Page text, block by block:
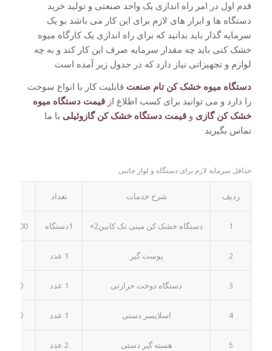
قدم اول در امر راه اندازی یک واحد صنعتی و تولید خرید
دستگاه ها و ابزار های لازم برای این کار می باشد بو یک
سرمایه گذار باید بدانید که برای راه اندازی یک کارگاه میوه
خشک کنی باید چه مقدار سرمایه صرف این کار کند و به چه
لوازم و تجهیزاتی نیاز دارد که در جدول زیر آمده است
دستگاه میوه خشک کن تام صنعت قابلیت کار با انواع سوخت
را دارد و می توانید برای کسب اطلاع از قیمت دستگاه میوه
خشک کن گازی و قیمت دستگاه خشک کن گازوئیلی با ما
تماس بگیرید
حداقل سرمایه لازم برای دستگاه و لواز جانبی
ردیف شرح خدمات تعداد
1 دستگاه خشک کن مینی تک کابین2+ 1دستگاه
2 پوست گیر 1 عدد
3 دستگاه دوخت حرارتی 1 عدد
4 اسلایسر دستی 1 عدد
5 هسته گیر دستی 2 عدد